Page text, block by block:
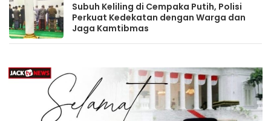
Subuh Keliling di Cempaka Putih, Polisi
Perkuat Kedekatan dengan Warga dan
Jaga Kamtibmas